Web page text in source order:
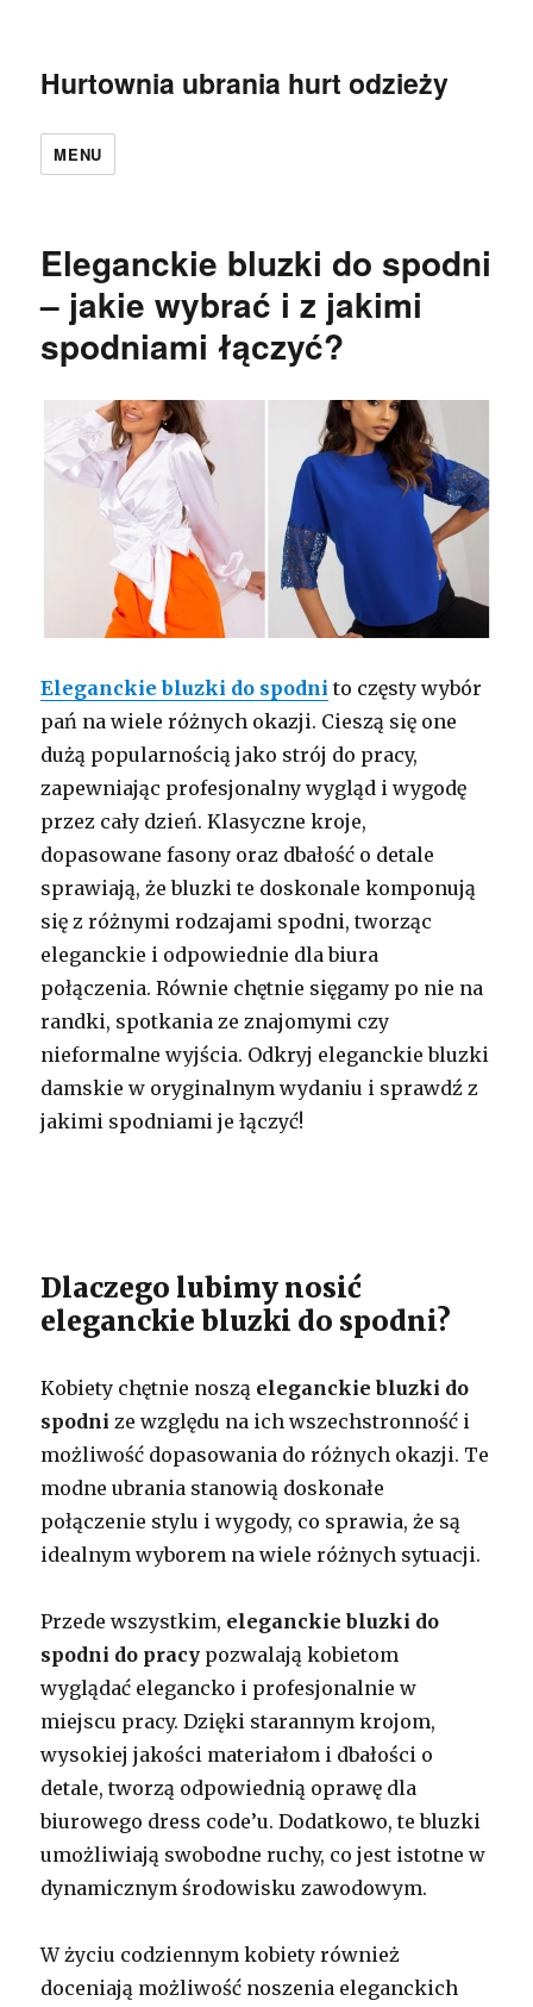
Hurtownia ubrania hurt odzieży
MENU
Eleganckie bluzki do spodni
– jakie wybrać i z jakimi
spodniami łączyć?
Eleganckie bluzki do spodni to częsty wybór
pań na wiele różnych okazji. Cieszą się one
dużą popularnością jako strój do pracy,
zapewniając profesjonalny wygląd i wygodę
przez cały dzień. Klasyczne kroje,
dopasowane fasony oraz dbałość o detale
sprawiają, że bluzki te doskonale komponują
się z różnymi rodzajami spodni, tworząc
eleganckie i odpowiednie dla biura
połączenia. Równie chętnie sięgamy po nie na
randki, spotkania ze znajomymi czy
nieformalne wyjścia. Odkryj eleganckie bluzki
damskie w oryginalnym wydaniu i sprawdź z
jakimi spodniami je łączyć!
Dlaczego lubimy nosić
eleganckie bluzki do spodni?
Kobiety chętnie noszą eleganckie bluzki do
spodni ze względu na ich wszechstronność i
możliwość dopasowania do różnych okazji. Te
modne ubrania stanowią doskonałe
połączenie stylu i wygody, co sprawia, że są
idealnym wyborem na wiele różnych sytuacji.
Przede wszystkim, eleganckie bluzki do
spodni do pracy pozwalają kobietom
wyglądać elegancko i profesjonalnie w
miejscu pracy. Dzięki starannym krojom,
wysokiej jakości materiałom i dbałości o
detale, tworzą odpowiednią oprawę dla
biurowego dress code’u. Dodatkowo, te bluzki
umożliwiają swobodne ruchy, co jest istotne w
dynamicznym środowisku zawodowym.
W życiu codziennym kobiety również
doceniają możliwość noszenia eleganckich